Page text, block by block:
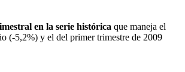
en la serie histórica que maneja el
(-5,2%) y el del primer trimestre de 2009